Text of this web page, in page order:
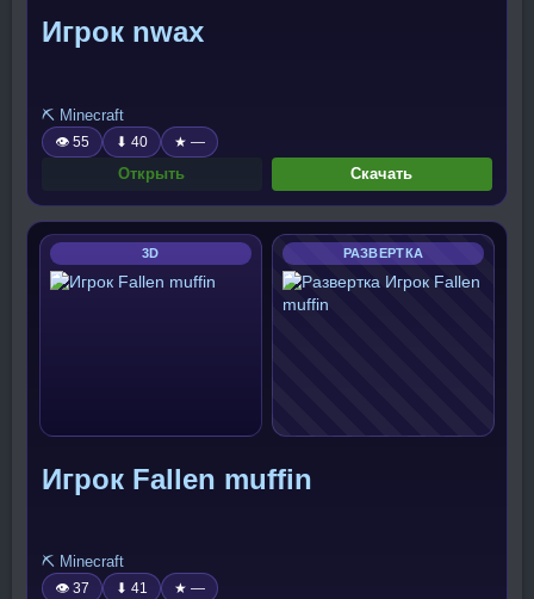
Игрок nwax
⛏️ Minecraft
👁 55 ⬇ 40 ★ —
Открыть Скачать
3D РАЗВЕРТКА
Игрок Fallen muffin
⛏️ Minecraft
👁 37 ⬇ 41 ★ —